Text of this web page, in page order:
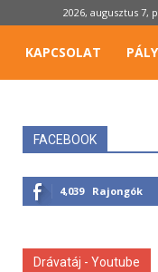
2026, augusztus 7,
KAPCSOLAT
FACEBOOK
4,039 Rajongók
Drávatáj - Youtube